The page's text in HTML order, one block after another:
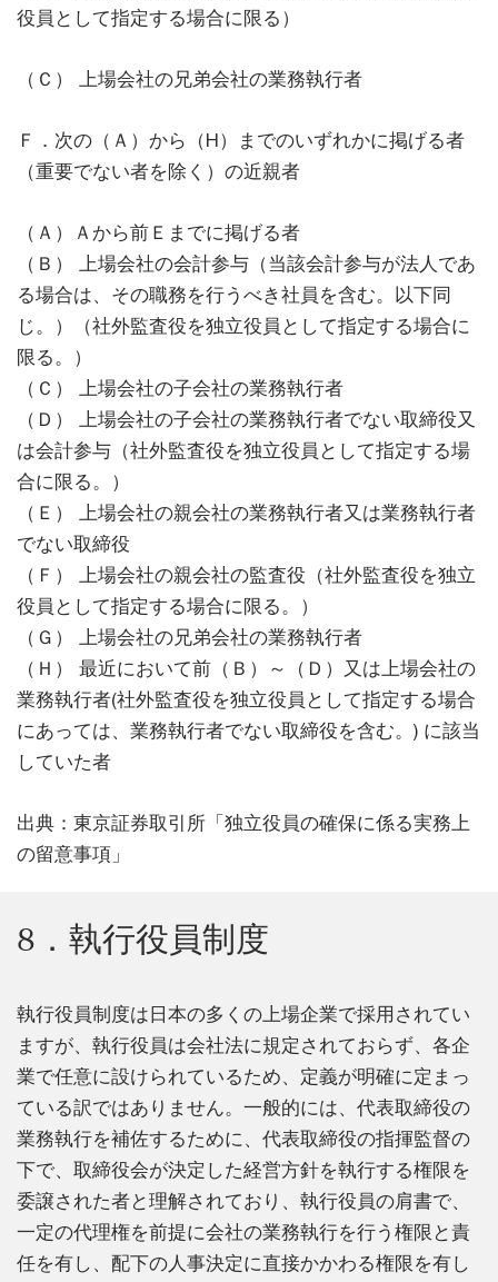
役員として指定する場合に限る）
（Ｃ） 上場会社の兄弟会社の業務執行者
Ｆ．次の（Ａ）から（H）までのいずれかに掲げる者
（重要でない者を除く）の近親者
（Ａ）Ａから前Ｅまでに掲げる者
（Ｂ） 上場会社の会計参与（当該会計参与が法人であ
る場合は、その職務を行うべき社員を含む。以下同
じ。）（社外監査役を独立役員として指定する場合に
限る。）
（Ｃ） 上場会社の子会社の業務執行者
（Ｄ） 上場会社の子会社の業務執行者でない取締役又
は会計参与（社外監査役を独立役員として指定する場
合に限る。）
（Ｅ） 上場会社の親会社の業務執行者又は業務執行者
でない取締役
（Ｆ） 上場会社の親会社の監査役（社外監査役を独立
役員として指定する場合に限る。）
（Ｇ） 上場会社の兄弟会社の業務執行者
（Ｈ） 最近において前（Ｂ）～（Ｄ）又は上場会社の
業務執行者(社外監査役を独立役員として指定する場合
にあっては、業務執行者でない取締役を含む。) に該当
していた者
出典：東京証券取引所「独立役員の確保に係る実務上
の留意事項」
8．執行役員制度
執行役員制度は日本の多くの上場企業で採用されてい
ますが、執行役員は会社法に規定されておらず、各企
業で任意に設けられているため、定義が明確に定まっ
ている訳ではありません。一般的には、代表取締役の
業務執行を補佐するために、代表取締役の指揮監督の
下で、取締役会が決定した経営方針を執行する権限を
委譲された者と理解されており、執行役員の肩書で、
一定の代理権を前提に会社の業務執行を行う権限と責
任を有し、配下の人事決定に直接かかわる権限を有し